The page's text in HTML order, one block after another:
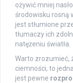
ożywić mniej
środowisku rosną
jest stłumione
tłumaczy ich
natężeniu światła.
Warto zrozumieć,
ciemności, to
jest pewne